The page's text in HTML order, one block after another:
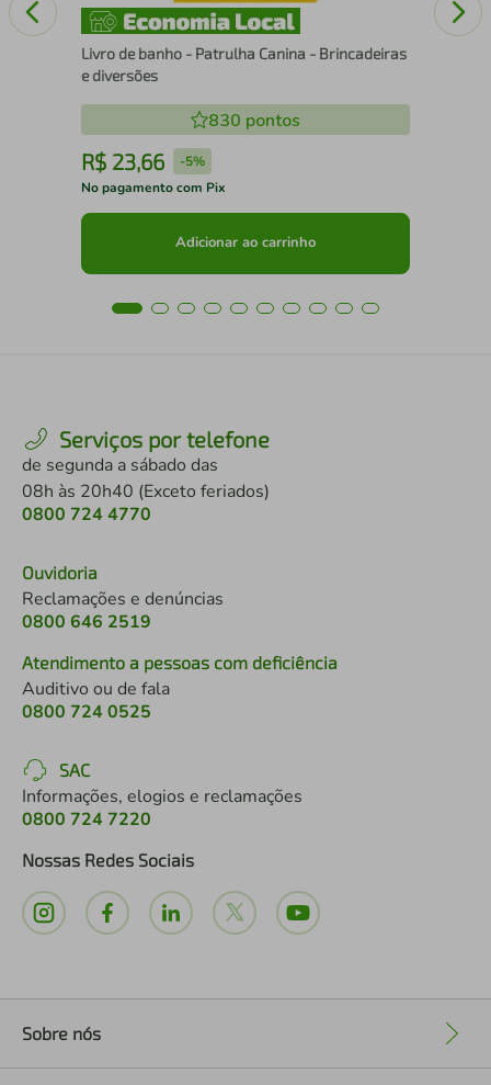
Livro de banho - Patrulha Canina - Brincadeiras
e diversões
830 pontos
R$ 23,66 -5%
No pagamento com Pix
Adicionar ao carrinho
Serviços por telefone
de segunda a sábado das
08h às 20h40 (Exceto feriados)
0800 724 4770
Ouvidoria
Reclamações e denúncias
0800 646 2519
Atendimento a pessoas com deficiência
Auditivo ou de fala
0800 724 0525
SAC
Informações, elogios e reclamações
0800 724 7220
Nossas Redes Sociais
Sobre nós